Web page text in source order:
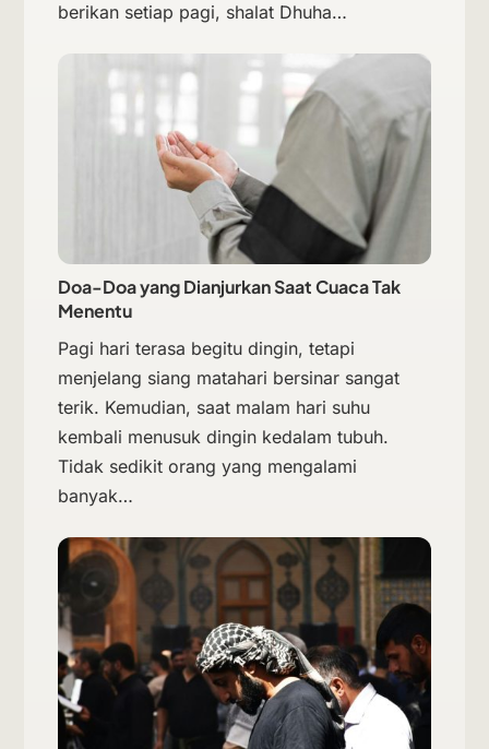
berikan setiap pagi, shalat Dhuha…
Doa-Doa yang Dianjurkan Saat Cuaca Tak
Menentu
Pagi hari terasa begitu dingin, tetapi
menjelang siang matahari bersinar sangat
terik. Kemudian, saat malam hari suhu
kembali menusuk dingin kedalam tubuh.
Tidak sedikit orang yang mengalami
banyak…